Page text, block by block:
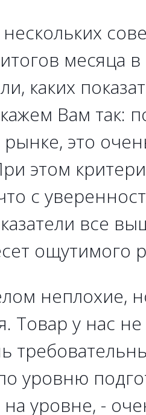
месяца
каких
Вам так:
это
этом
с
все
ощутимого
неплохие,
Товар у нас
уровню
уровне, -